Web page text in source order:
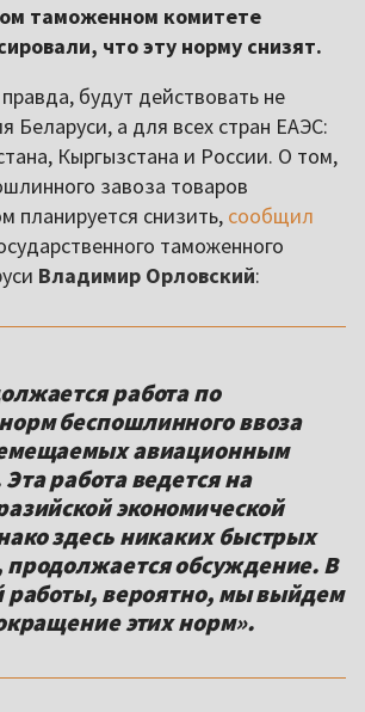
таможенном комитете
что эту норму снизят.
будут действовать не
Беларуси, а для всех стран ЕАЭС:
Кыргызстана и России. О том,
завоза товаров
планируется снизить, сообщил
таможенного
Владимир Орловский:
работа по
беспошлинного ввоза
авиационным
работа ведется на
экономической
здесь никаких быстрых
обсуждение. В
работы, вероятно, мы выйдем
этих норм».